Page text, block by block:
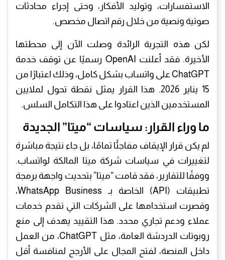
الاستفسارات، وتوليد الأفكار، وحتى إجراء محادثات
صوتية ونصية من خلال رقم اتصال مخصص.
​لكن هذه التجربة الرائدة وصلت الآن إلى محطتها
الأخيرة. فقد أعلنت OpenAI رسميًا عن توقف خدمة
ChatGPT على واتساب بشكل كامل، وذلك اعتبارًا من
15 يناير 2026. هذا القرار يمثل نقطة تحول لملايين
المستخدمين الذين اعتادوا على هذا التكامل السلس.
​ما وراء القرار: سياسات “ميتا” الجديدة
​لم يكن قرار الإيقاف مفاجئًا تمامًا، بل جاء نتيجة مباشرة
لتغييرات في سياسات شركة ميتا المالكة لواتساب.
ووفقًا للتقارير، فقد قامت “ميتا” بتحديث واجهة برمجة
تطبيقات (API) الخاصة بـ WhatsApp Business،
وقصرت استخدامها على الشركات التي تقدم خدمات
عملاء ودعم تجاري محدد. هذا التقييد يهدف إلى منع
روبوتات الدردشة العامة، مثل ChatGPT، من العمل
داخل المنصة، لفتح المجال على الأرجح لمنافسة أقل